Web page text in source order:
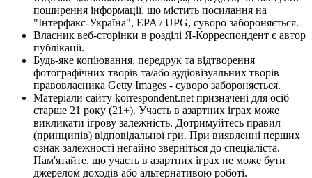
поширення інформації, що містить посилання на
"Інтерфакс-Україна", EPA / UPG, суворо забороняється.
Власник веб-сторінки в розділі Я-Корреспондент є автор
публікації.
Будь-яке копіювання, передрук та відтворення
фотографічних творів та/або аудіовізуальних творів
правовласника Getty Images - суворо забороняється.
Матеріали сайту korrespondent.net призначені для осіб
старше 21 року (21+). Участь в азартних іграх може
викликати ігрову залежність. Дотримуйтесь правил
(принципів) відповідальної гри. При виявленні перших
ознак залежності негайно зверніться до спеціаліста.
Пам'ятайте, що участь в азартних іграх не може бути
джерелом доходів або альтернативою роботі.